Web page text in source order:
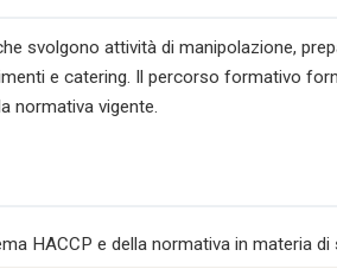
svolgono attività di manipolazione,
e catering. Il percorso formativo
normativa vigente.
HACCP e della normativa in materia